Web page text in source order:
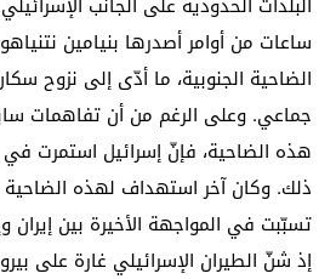
ساعات من أوامر أصدرها بنيامين
الضاحية الجنوبية، ما أدّى إلى نزوح
جماعي. وعلى الرغم من أن تفاهمات
هذه الضاحية، فإنّ إسرائيل استمرت
ذلك. وكان آخر استهداف لهذه الضاحية
إذ شنّ الطيران الإسرائيلي غارة على